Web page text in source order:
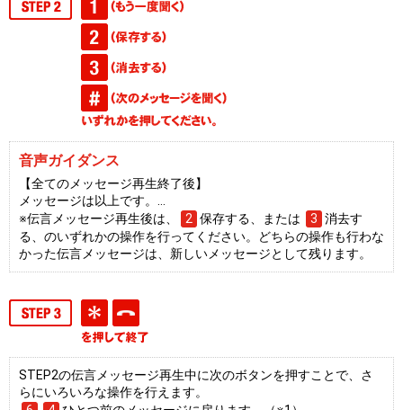
音声ガイダンス
【全てのメッセージ再生終了後】
メッセージは以上です。…
※伝言メッセージ再生後は、
2 保存する、または 3 消去す
る、のいずれかの操作を行ってください。どちらの操作も行わな
かった伝言メッセージは、新しいメッセージとして残ります。
STEP2の伝言メッセージ再生中に次のボタンを押すことで、さ
らにいろいろな操作を行えます。